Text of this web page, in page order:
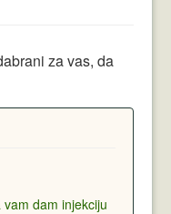
za vas, da
dam injekciju